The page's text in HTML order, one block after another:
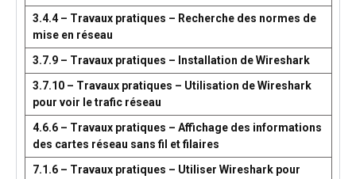
3.4.4 – Travaux pratiques – Recherche des normes de
mise en réseau
3.7.9 – Travaux pratiques – Installation de Wireshark
3.7.10 – Travaux pratiques – Utilisation de Wireshark
pour voir le trafic réseau
4.6.6 – Travaux pratiques – Affichage des informations
des cartes réseau sans fil et filaires
7.1.6 – Travaux pratiques – Utiliser Wireshark pour